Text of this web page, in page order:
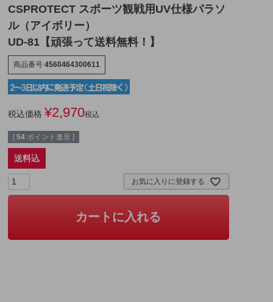
CSPROTECT スポーツ観戦用UV仕様パラソ
ル（アイボリー）
UD-81【頑張って送料無料！】
商品番号 4560464300611
税込価格 ¥2,970税込
[ 54 ポイント進呈 ]
送料込
お気に入りに登録する
カートに入れる